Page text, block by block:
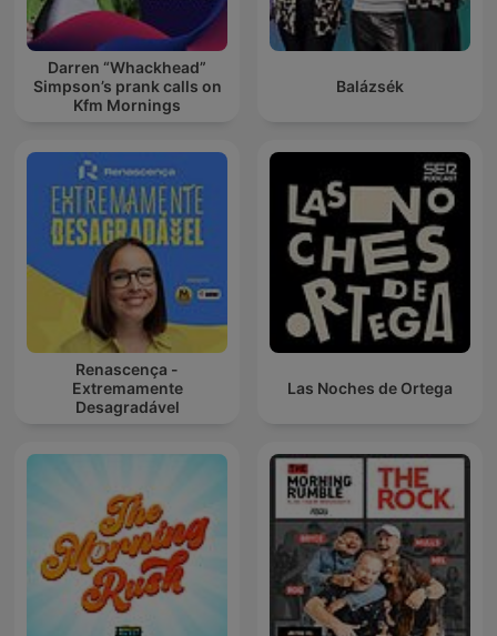
Darren “Whackhead”
Simpson’s prank calls on
Kfm Mornings
Balázsék
Renascença -
Extremamente
Desagradável
Las Noches de Ortega